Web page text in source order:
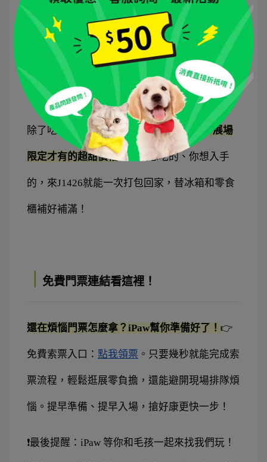
。無論是活潑的柴柴還是優雅的英短，都能享
受到沁涼的好滋味。這可是展場限定活動，錯過
這幾天，就只能明年見囉！
✅ 限定優惠一次入手最划算
除了吃冰， iPaw 熱銷商品通通下殺優惠，展場
限定才有的超甜價格，毛孩想吃的、你想入手
的，來J1426就能一次打包回家，替冰箱和零食
櫃補好補滿！
免費門票連結看這裡！
還在煩惱門票怎麼拿？iPaw幫你準備好了！ 👉
免費索票入口： 點我領票 。 只要幾秒就能完成索
票流程，輕鬆逛展零負擔，還能避開現場排隊煩
惱。提早準備、提早入場，搶好康更快一步！
❗最後提醒：iPaw 等你和毛孩一起來找我們玩！